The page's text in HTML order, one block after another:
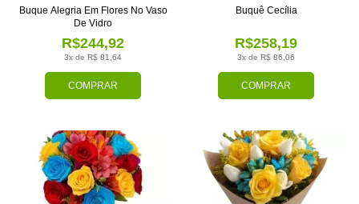
COMPRAR
3x de R$ 81,64
R$244,92
Buque Alegria Em Flores No Vaso
De Vidro
COMPRAR
3x de R$ 86,06
R$258,19
Buquê Cecília